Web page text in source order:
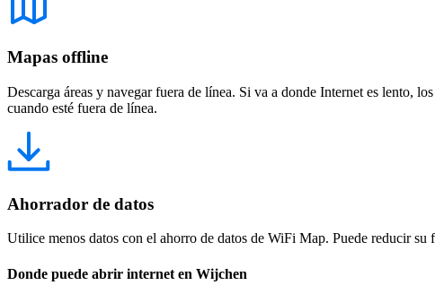
Mapas offline
Descarga áreas y navegar fuera de línea. Si va a donde Internet es lento,
cuando esté fuera de línea.
Ahorrador de datos
Utilice menos datos con el ahorro de datos de WiFi Map. Puede reducir
Donde puede abrir internet en Wijchen